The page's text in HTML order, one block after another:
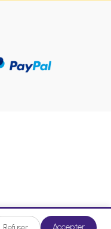
Accepter